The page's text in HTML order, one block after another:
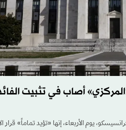
أصاب في تثبيت
يوم الأربعاء، إنها «تؤيد تماماً» قرار